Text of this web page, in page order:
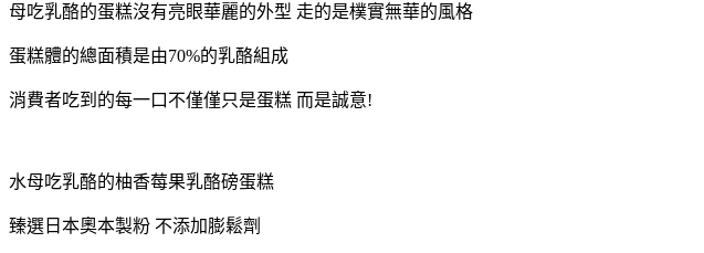
母吃乳酪的蛋糕沒有亮眼華麗的外型 走的是樸實無華的風格
蛋糕體的總面積是由70%的乳酪組成
消費者吃到的每一口不僅僅只是蛋糕 而是誠意!
水母吃乳酪的柚香莓果乳酪磅蛋糕
臻選日本奧本製粉 不添加膨鬆劑